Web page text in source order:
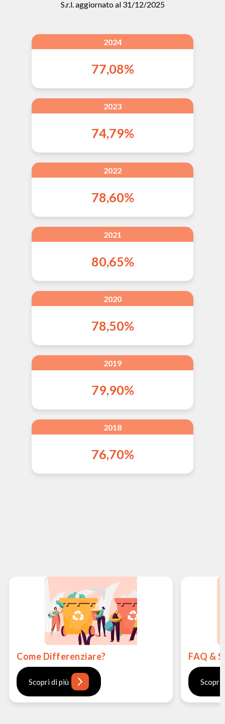
S.r.l. aggiornato al 31/12/2025
2024
77,08%
2023
74,79%
2022
78,60%
2021
80,65%
2020
78,50%
2019
79,90%
2018
76,70%
Come Differenziare?
Scopri di più
FAQ &
Scopri